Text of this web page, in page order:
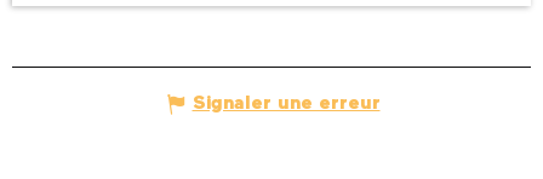
Signaler une erreur